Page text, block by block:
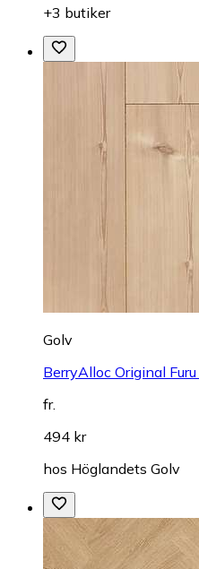
+3 butiker
Golv
BerryAlloc Original
fr.
494 kr
hos Höglandets Golv